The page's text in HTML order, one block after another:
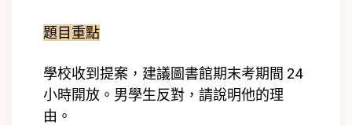
題目重點
學校收到提案，建議圖書館期末考期間 24
小時開放。男學生反對，請說明他的理
由。